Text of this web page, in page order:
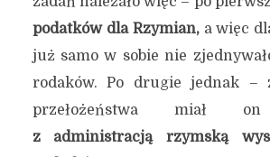
podatków dla Rzymian,a więc
już samo w sobie nie
rodaków. Po drugie jednak –
przełożeństwa miał
z administracją rzymską